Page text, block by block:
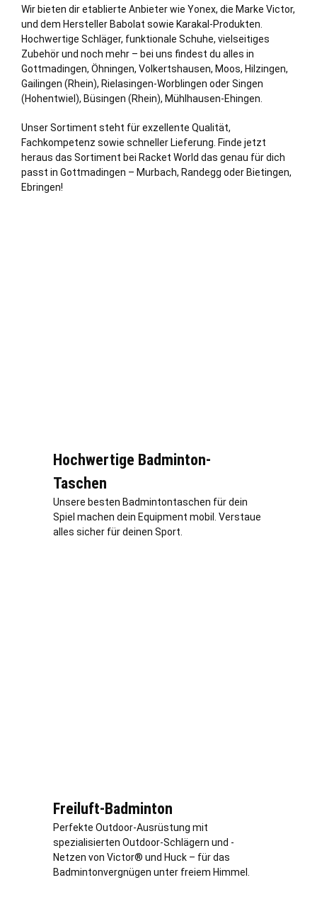
Wir bieten dir etablierte Anbieter wie Yonex, die Marke Victor,
und dem Hersteller Babolat sowie Karakal-Produkten.
Hochwertige Schläger, funktionale Schuhe, vielseitiges
Zubehör und noch mehr – bei uns findest du alles in
Gottmadingen, Öhningen, Volkertshausen, Moos, Hilzingen,
Gailingen (Rhein), Rielasingen-Worblingen oderSingen
(Hohentwiel), Büsingen (Rhein), Mühlhausen-Ehingen.
Unser Sortiment steht für exzellente Qualität,
Fachkompetenz sowie schneller Lieferung. Finde jetzt
heraus das Sortiment bei Racket World das genau für dich
passt in Gottmadingen – Murbach, Randegg oder Bietingen,
Ebringen!
Hochwertige Badminton-
Taschen
Unsere besten Badmintontaschen für dein
Spiel machen dein Equipment mobil. Verstaue
alles sicher für deinen Sport.
Freiluft-Badminton
Perfekte Outdoor-Ausrüstung mit
spezialisierten Outdoor-Schlägern und -
Netzen von Victor® und Huck – für das
Badmintonvergnügen unter freiem Himmel.